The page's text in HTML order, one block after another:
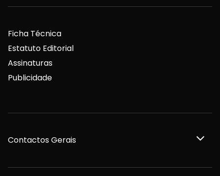
Ficha Técnica
Estatuto Editorial
Assinaturas
Publicidade
Contactos Gerais